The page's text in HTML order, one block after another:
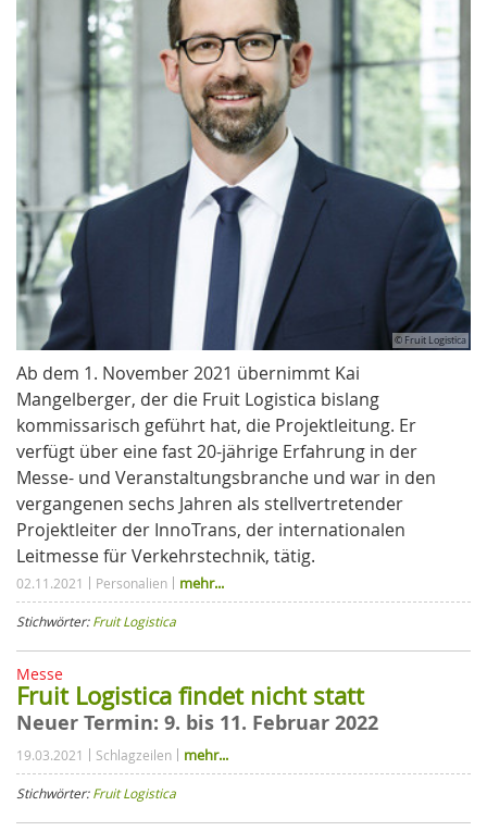
© Fruit Logistica
Ab dem 1. November 2021 übernimmt Kai
Mangelberger, der die Fruit Logistica bislang
kommissarisch geführt hat, die Projektleitung. Er
verfügt über eine fast 20-jährige Erfahrung in der
Messe- und Veranstaltungsbranche und war in den
vergangenen sechs Jahren als stellvertretender
Projektleiter der InnoTrans, der internationalen
Leitmesse für Verkehrstechnik, tätig.
02.11.2021 Personalien mehr...
Stichwörter:Fruit Logistica
Messe
Fruit Logistica findet nicht statt
Neuer Termin: 9. bis 11. Februar 2022
19.03.2021 Schlagzeilen mehr...
Stichwörter:Fruit Logistica